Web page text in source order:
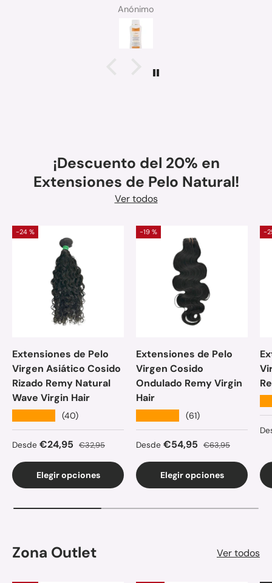
Anónimo
¡Descuento del 20% en
Extensiones de Pelo Natural!
Ver todos
-24 %
Extensiones de Pelo
Virgen Asiático Cosido
Rizado Remy Natural
Wave Virgin Hair
(40)
Precio de venta
Desde €24,95 Precio normal
€32,95
Elegir opciones
-19 %
Extensiones de Pelo
Virgen Cosido
Ondulado Remy Virgin
Hair
(61)
Precio de venta
Desde €54,95 Precio normal
€63,95
Elegir opciones
-
Zona Outlet Ver todos